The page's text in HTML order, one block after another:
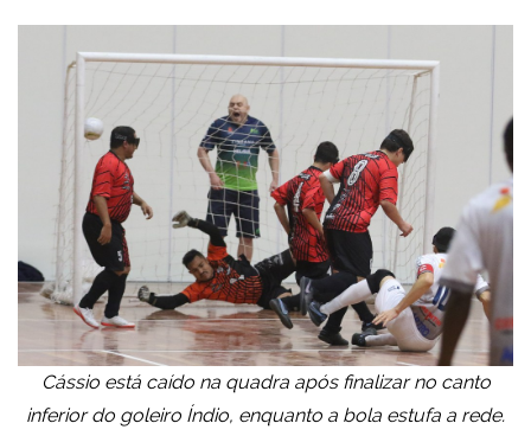
Cássio está caído na quadra após finalizar no canto
inferior do goleiro Índio, enquanto a bola estufa a rede.